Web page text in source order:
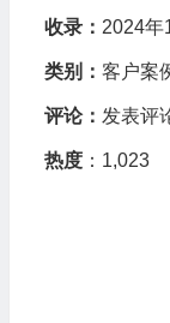
收录： 2024年
类别： 客户案
评论： 发表评
热度：1,023